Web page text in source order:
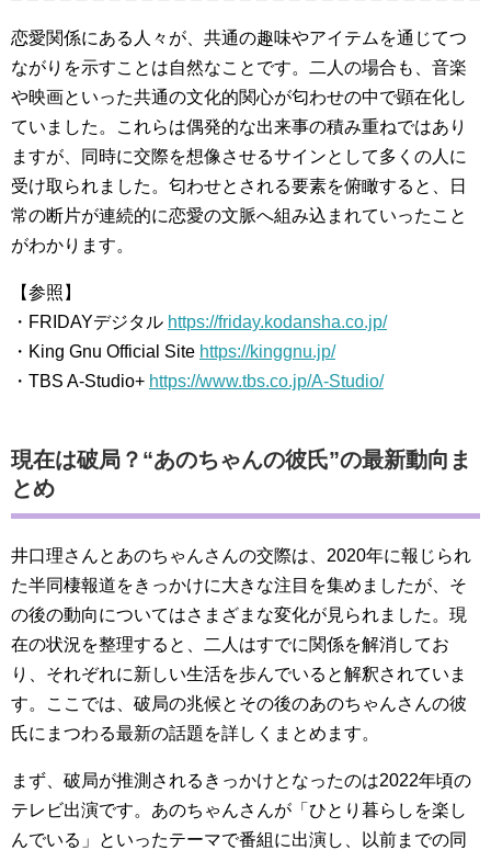
恋愛関係にある人々が、共通の趣味やアイテムを通じてつ
ながりを示すことは自然なことです。二人の場合も、音楽
や映画といった共通の文化的関心が匂わせの中で顕在化し
ていました。これらは偶発的な出来事の積み重ねではあり
ますが、同時に交際を想像させるサインとして多くの人に
受け取られました。匂わせとされる要素を俯瞰すると、日
常の断片が連続的に恋愛の文脈へ組み込まれていったこと
がわかります。
【参照】
・FRIDAYデジタル https://friday.kodansha.co.jp/
・King Gnu Official Site https://kinggnu.jp/
・TBS A-Studio+ https://www.tbs.co.jp/A-Studio/
現在は破局？“あのちゃんの彼氏”の最新動向ま
とめ
井口理さんとあのちゃんさんの交際は、2020年に報じられ
た半同棲報道をきっかけに大きな注目を集めましたが、そ
の後の動向についてはさまざまな変化が見られました。現
在の状況を整理すると、二人はすでに関係を解消してお
り、それぞれに新しい生活を歩んでいると解釈されていま
す。ここでは、破局の兆候とその後のあのちゃんさんの彼
氏にまつわる最新の話題を詳しくまとめます。
まず、破局が推測されるきっかけとなったのは2022年頃の
テレビ出演です。あのちゃんさんが「ひとり暮らしを楽し
んでいる」といったテーマで番組に出演し、以前までの同